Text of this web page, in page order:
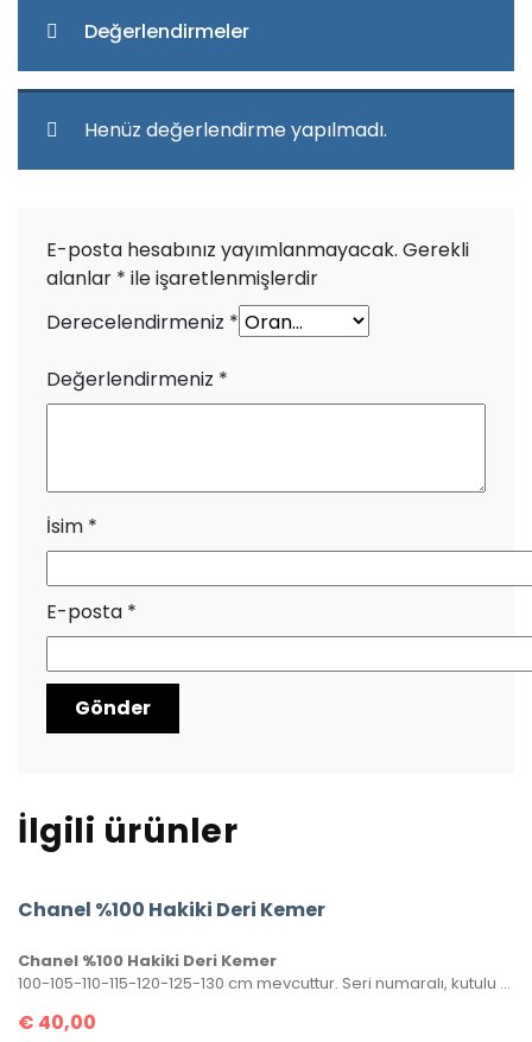
Değerlendirmeler
Henüz değerlendirme yapılmadı.
E-posta hesabınız yayımlanmayacak. Gerekli
alanlar * ile işaretlenmişlerdir
Derecelendirmeniz *
Değerlendirmeniz *
İsim *
E-posta *
İlgili ürünler
Chanel %100 Hakiki Deri Kemer
Chanel %100 Hakiki Deri Kemer
100-105-110-115-120-125-130 cm mevcuttur. Seri numaralı, kutulu ve sertifikalı olarak gönderilecektir.
€ 40,00